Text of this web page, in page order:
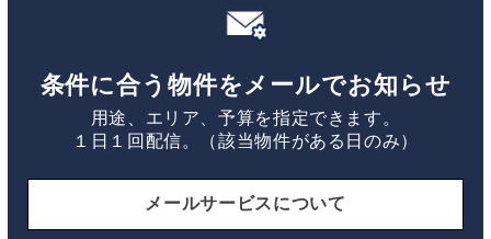
条件に合う物件をメールでお知らせ
用途、エリア、予算を指定できます。
１日１回配信。（該当物件がある日のみ）
メールサービスについて